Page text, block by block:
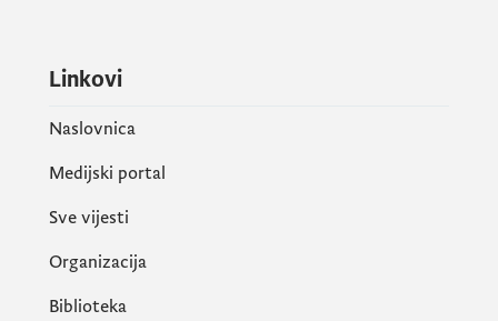
Linkovi
Naslovnica
Medijski portal
Sve vijesti
Organizacija
Biblioteka